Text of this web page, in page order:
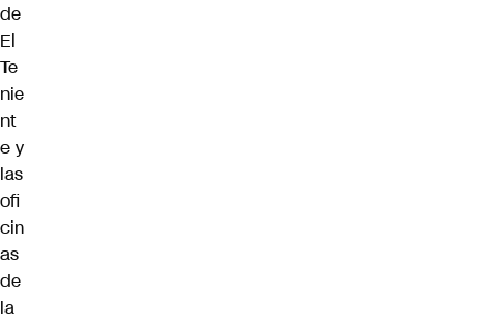
de
El
Te
nie
nt
e y
las
ofi
cin
as
de
la